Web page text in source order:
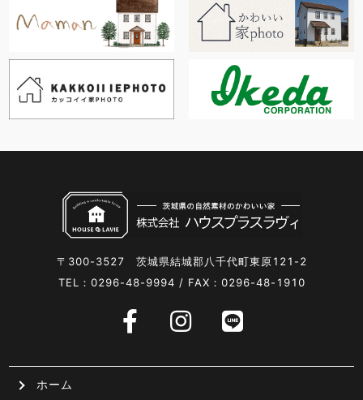
〒300-3527 茨城県結城郡八千代町東原121-2
TEL：0296-48-9994 / FAX：0296-48-1910
ホーム